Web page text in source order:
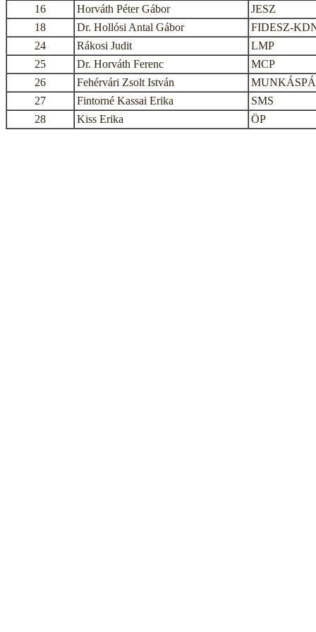
16
Horváth Péter Gábor
JESZ
18
Dr. Hollósi Antal Gábor
FIDESZ-
24
Rákosi Judit
LMP
25
Dr. Horváth Ferenc
MCP
26
Fehérvári Zsolt István
27
Fintorné Kassai Erika
SMS
28
Kiss Erika ÖP